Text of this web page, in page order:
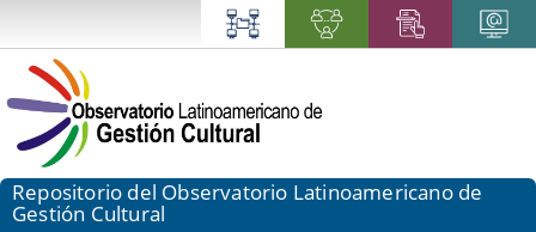
Repositorio del Observatorio Latinoamericano de
Gestión Cultural